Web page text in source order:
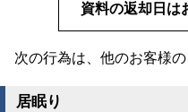
資料の返却日は
次の行為は、他のお客様
居眠り